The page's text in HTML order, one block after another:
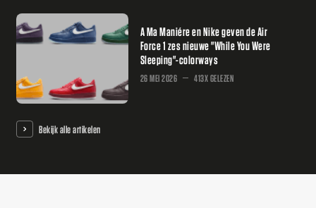
A Ma Maniére en Nike geven de Air
Force 1 zes nieuwe "While You Were
Sleeping"-colorways
26 MEI 2026 413X GELEZEN
Bekijk alle artikelen